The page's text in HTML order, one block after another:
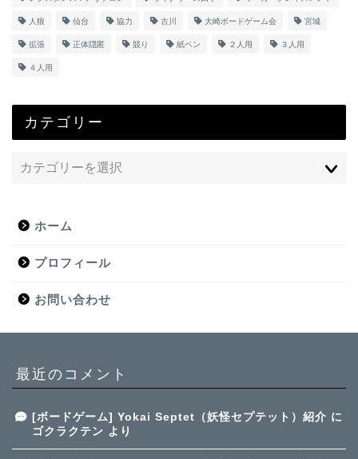
人狼 仙台 協力 古川 大崎ボードゲーム会 宮城
拡張 正体隠匿 競り 紙ペン ２人用 ３人用
４人用
カテゴリー
ホーム
プロフィール
お問い合わせ
最近のコメント
[ボードゲーム] Yokai Septet（妖怪セプテット）紹介 に
ゴクラクテン より